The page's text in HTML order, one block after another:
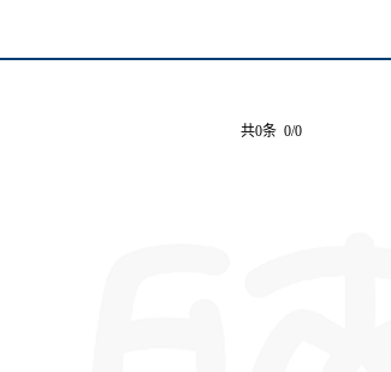
共0条 0/0